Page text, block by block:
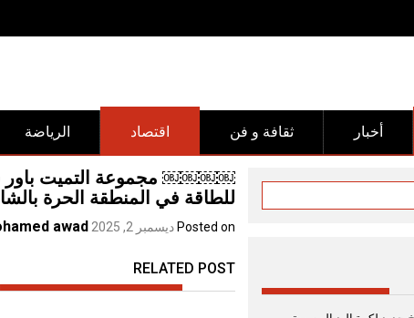
الرياضة اقتصاد ثقافة و فن أخبار
￼￼￼￼ مجموعة التميت باور
للطاقة في المنطقة الحرة
Posted on ديسمبر 2, 2025 by
awad
RELATED POST